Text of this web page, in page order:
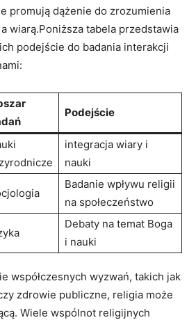
promują dążenie do zrozumienia
wiarą.Poniższa tabela przedstawia
podejście do badania interakcji
Podejście
integracja wiary i
nauki
Badanie wpływu religii
na społeczeństwo
Debaty na temat Boga
i nauki
współczesnych wyzwań, takich jak
zdrowie publiczne, religia może
Wiele wspólnot religijnych